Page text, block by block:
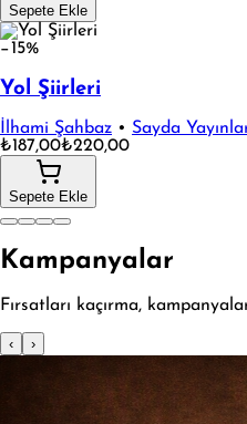
Sepete Ekle
−15%
Yol Şiirleri
İlhami Şahbaz • Sayda
₺187,00₺220,00
Sepete Ekle
Kampanyalar
Fırsatları kaçırma,
‹ ›